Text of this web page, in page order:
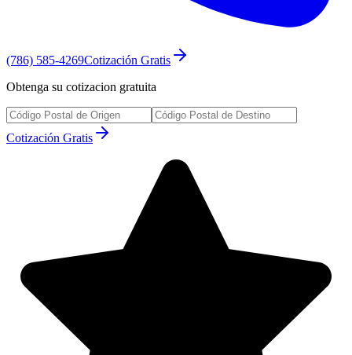
(786) 585-4269Cotización Gratis
Obtenga su cotizacion gratuita
Cotización Gratis